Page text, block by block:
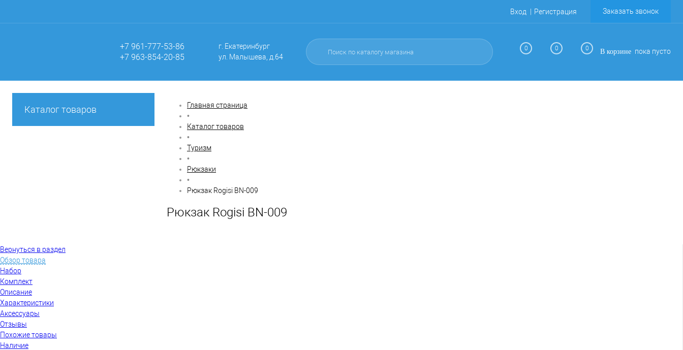
Вход Регистрация Заказать звонок
+7 961-777-53-86
+7 963-854-20-85
г. Екатеринбург
ул. Малышева, д.64
0 0 0 В корзине пока пусто
Каталог товаров
Главная страница
•
Каталог товаров
•
Туризм
•
Рюкзаки
•
Рюкзак Rogisi BN-009
Рюкзак Rogisi BN-009
Вернуться в раздел
Обзор товара
Набор
Комплект
Описание
Характеристики
Аксессуары
Отзывы
Похожие товары
Наличие